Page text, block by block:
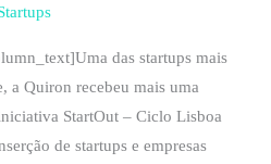
das startups mais
a Quiron recebeu mais uma
StartOut – Ciclo Lisboa
de startups e empresas